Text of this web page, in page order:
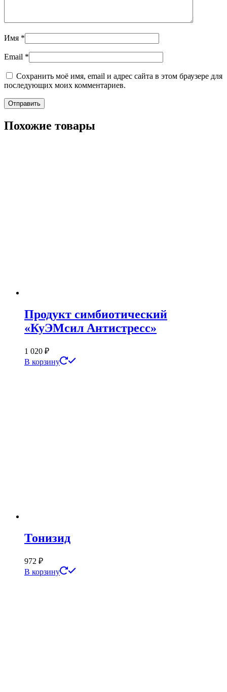
Имя *
Email *
Сохранить моё имя, email и адрес сайта в этом браузере для
последующих моих комментариев.
Похожие товары
Продукт симбиотический
«КуЭМсил Антистресс»
1 020 ₽
В корзину
Тонизид
972 ₽
В корзину